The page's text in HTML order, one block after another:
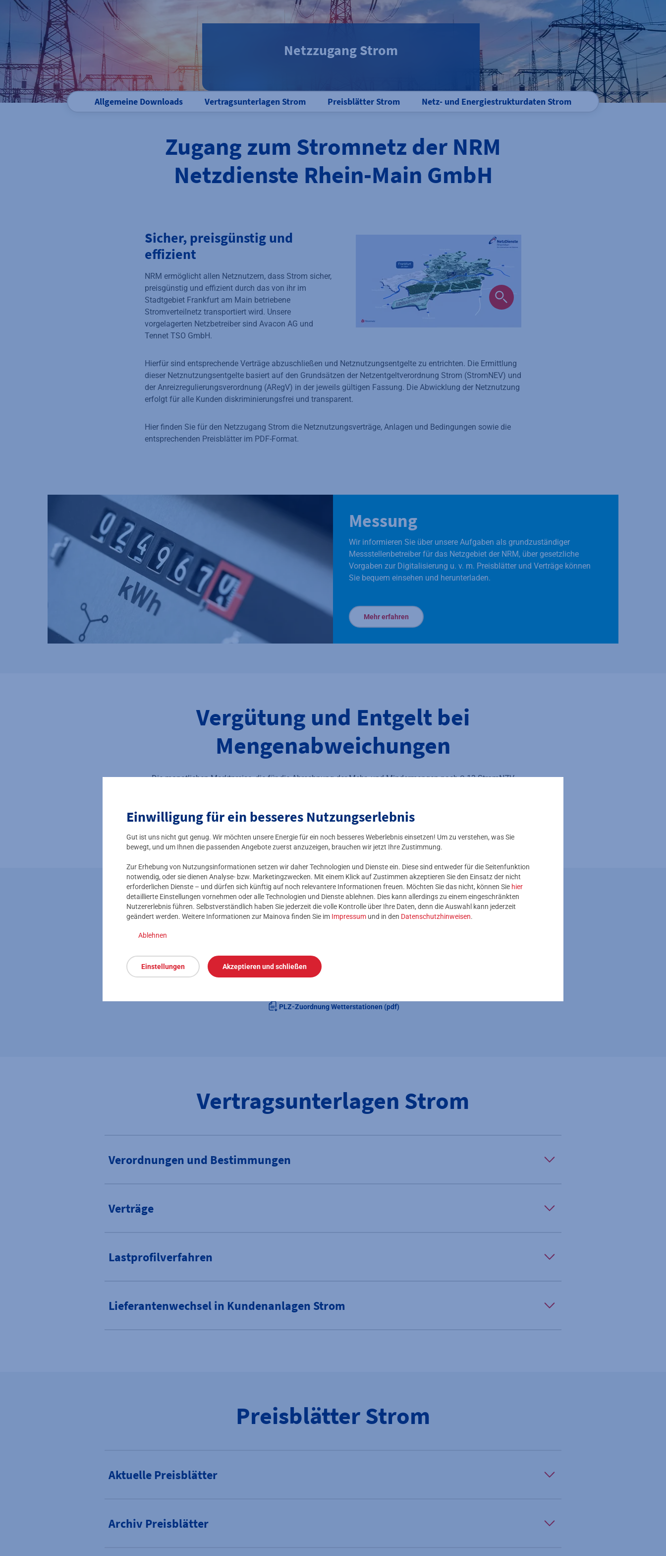
Einwilligung für ein besseres Nutzungserlebnis
Gut ist uns nicht gut genug. Wir möchten unsere Energie für ein noch besseres Weberlebnis einsetzen! Um zu verstehen, was Sie
bewegt, und um Ihnen die passenden Angebote zuerst anzuzeigen, brauchen wir jetzt Ihre Zustimmung.
Zur Erhebung von Nutzungsinformationen setzen wir daher Technologien und Dienste ein. Diese sind entweder für die Seitenfunktion
notwendig, oder sie dienen Analyse- bzw. Marketingzwecken. Mit einem Klick auf Zustimmen akzeptieren Sie den Einsatz der nicht
erforderlichen Dienste – und dürfen sich künftig auf noch relevantere Informationen freuen. Möchten Sie das nicht, können Sie hier
detaillierte Einstellungen vornehmen oder alle Technologien und Dienste ablehnen. Dies kann allerdings zu einem eingeschränkten
Nutzererlebnis führen. Selbstverständlich haben Sie jederzeit die volle Kontrolle über Ihre Daten, denn die Auswahl kann jederzeit
geändert werden. Weitere Informationen zur Mainova finden Sie im Impressum und in den Datenschutzhinweisen.
Ablehnen
Einstellungen Akzeptieren und schließen
Netzzugang Strom
Allgemeine Downloads Vertragsunterlagen Strom Preisblätter Strom Netz- und Energiestrukturdaten Strom
Zugang zum Stromnetz der NRM
Netzdienste Rhein-Main GmbH
Sicher, preisgünstig und
effizient
NRM ermöglicht allen Netznutzern, dass Strom sicher,
preisgünstig und effizient durch das von ihr im
Stadtgebiet Frankfurt am Main betriebene
Stromverteilnetz transportiert wird. Unsere
vorgelagerten Netzbetreiber sind Avacon AG und
Tennet TSO GmbH.
Hierfür sind entsprechende Verträge abzuschließen und Netznutzungsentgelte zu entrichten. Die Ermittlung
dieser Netznutzungsentgelte basiert auf den Grundsätzen der Netzentgeltverordnung Strom (StromNEV) und
der Anreizregulierungsverordnung (ARegV) in der jeweils gültigen Fassung. Die Abwicklung der Netznutzung
erfolgt für alle Kunden diskriminierungsfrei und transparent.
Hier finden Sie für den Netzzugang Strom die Netznutzungsverträge, Anlagen und Bedingungen sowie die
entsprechenden Preisblätter im PDF-Format.
Messung
Wir informieren Sie über unsere Aufgaben als grundzuständiger
Messstellenbetreiber für das Netzgebiet der NRM, über gesetzliche
Vorgaben zur Digitalisierung u. v. m. Preisblätter und Verträge können
Sie bequem einsehen und herunterladen.
Mehr erfahren
Vergütung und Entgelt bei
Mengenabweichungen
Die monatlichen Marktpreise, die für die Abrechnung der Mehr- und Mindermengen nach § 13 StromNZV
Allgemeine Downloads
bequemen Download.
PLZ-Zuordnung Wetterstationen (pdf)
Vertragsunterlagen Strom
Verordnungen und Bestimmungen
Verträge
Lastprofilverfahren
Lieferantenwechsel in Kundenanlagen Strom
Preisblätter Strom
Aktuelle Preisblätter
Archiv Preisblätter